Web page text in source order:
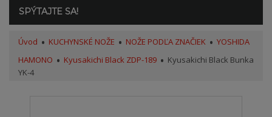
SPÝTAJTE SA!
Úvod KUCHYNSKÉ NOŽE NOŽE PODĽA ZNAČIEK
YOSHIDA
HAMONO
Kyusakichi Black ZDP-189
Kyusakichi Black Bunka
YK-4